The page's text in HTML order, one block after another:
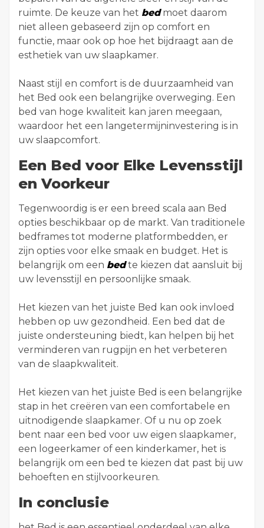
ruimte. De keuze van het bedmoet daarom
niet alleen gebaseerd zijn op comfort en
functie, maar ook op hoe het bijdraagt aan de
esthetiek van uw slaapkamer.
Naast stijl en comfort is de duurzaamheid van
het Bed ook een belangrijke overweging. Een
bed van hoge kwaliteit kan jaren meegaan,
waardoor het een langetermijninvestering is in
uw slaapcomfort.
Een Bed voor Elke Levensstijl
en Voorkeur
Tegenwoordig is er een breed scala aan Bed
opties beschikbaar op de markt. Van traditionele
bedframes tot moderne platformbedden, er
zijn opties voor elke smaak en budget. Het is
belangrijk om een bedte kiezen dat aansluit bij
uw levensstijl en persoonlijke smaak.
Het kiezen van het juiste Bed kan ook invloed
hebben op uw gezondheid. Een bed dat de
juiste ondersteuning biedt, kan helpen bij het
verminderen van rugpijn en het verbeteren
van de slaapkwaliteit.
Het kiezen van het juiste Bed is een belangrijke
stap in het creëren van een comfortabele en
uitnodigende slaapkamer. Of u nu op zoek
bent naar een bed voor uw eigen slaapkamer,
een logeerkamer of een kinderkamer, het is
belangrijk om een bed te kiezen dat past bij uw
behoeften en stijlvoorkeuren.
In conclusie